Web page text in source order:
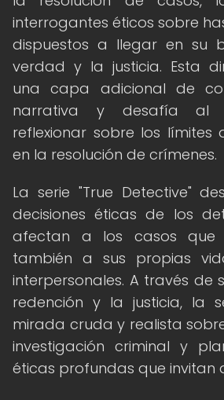
interrogantes éticos sobre
dispuestos a llegar en su
verdad y la justicia. Esta
una capa adicional de
narrativa y desafía al
reflexionar sobre los
en la resolución de crímenes.
La serie "True Detective"
decisiones éticas de los
afectan a los casos que
también a sus propias
interpersonales. A través de
redención y la justicia, la
mirada cruda y realista
investigación criminal y
éticas profundas que invitan